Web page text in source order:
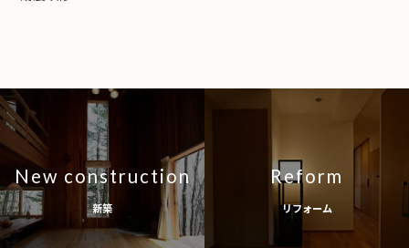
New construction
新築
Reform
リフォーム